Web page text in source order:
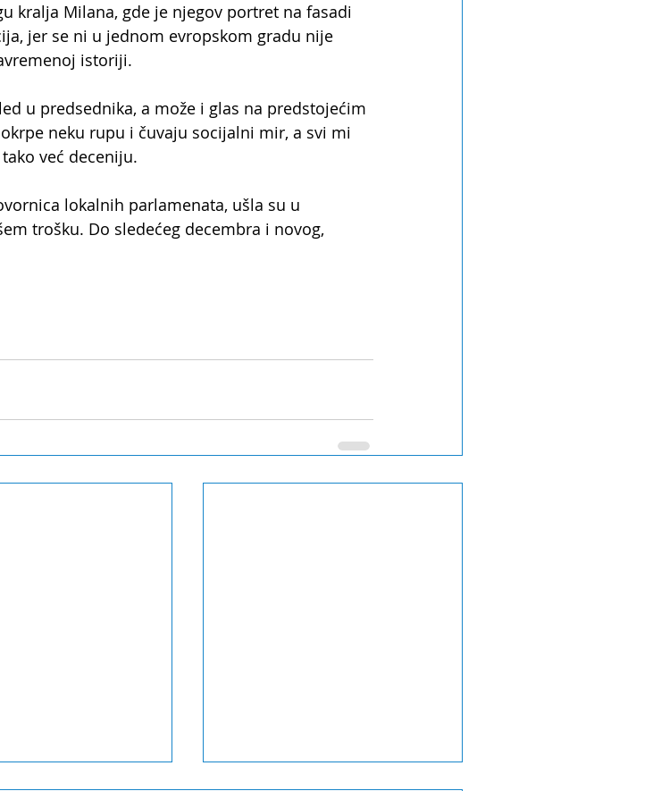
kralja Milana, gde je njegov portret na fasadi
jer se ni u jednom evropskom gradu nije
istoriji.
u predsednika, a može i glas na predstojećim
neku rupu i čuvaju socijalni mir, a svi mi
već deceniju.
lokalnih parlamenata, ušla su u
trošku. Do sledećeg decembra i novog,